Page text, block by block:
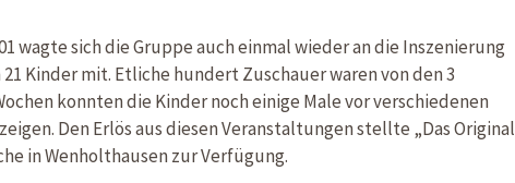
wagte sich die Gruppe auch einmal wieder an die Inszenierung
Kinder mit. Etliche hundert Zuschauer waren von den 3
konnten die Kinder noch einige Male vor verschiedenen
Den Erlös aus diesen Veranstaltungen stellte „Das Original
in Wenholthausen zur Verfügung.